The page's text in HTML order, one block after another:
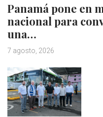
Panamá pone en
nacional para
una…
7 agosto, 2026